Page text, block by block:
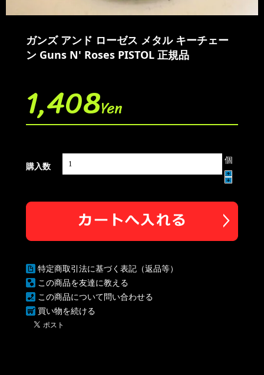
ガンズ アンド ローゼス メタル キーチェー
ン Guns N' Roses PISTOL 正規品
1,408Yen
購入数
個
特定商取引法に基づく表記（返品等）
この商品を友達に教える
この商品について問い合わせる
買い物を続ける